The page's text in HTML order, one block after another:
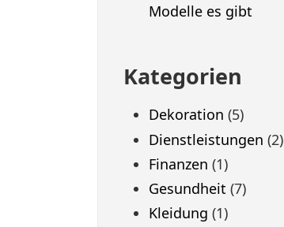
Modelle es gibt
Kategorien
Dekoration (5)
Dienstleistungen (2)
Finanzen (1)
Gesundheit (7)
Kleidung (1)